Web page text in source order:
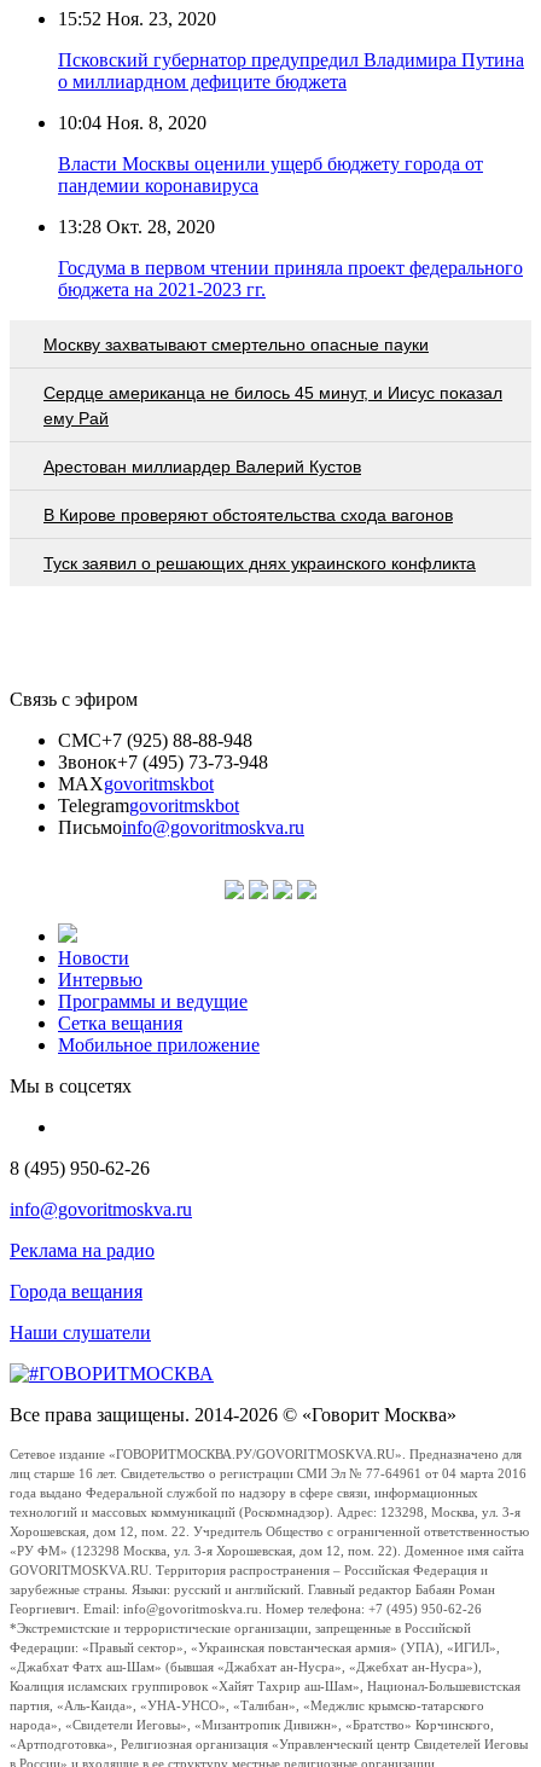
15:52 Ноя. 23, 2020
Псковский губернатор предупредил Владимира Путина
о миллиардном дефиците бюджета
10:04 Ноя. 8, 2020
Власти Москвы оценили ущерб бюджету города от
пандемии коронавируса
13:28 Окт. 28, 2020
Госдума в первом чтении приняла проект федерального
бюджета на 2021-2023 гг.
Москву захватывают смертельно опасные пауки
Сердце американца не билось 45 минут, и Иисус показал
ему Рай
Арестован миллиардер Валерий Кустов
В Кирове проверяют обстоятельства схода вагонов
Туск заявил о решающих днях украинского конфликта
Связь с эфиром
СМС+7 (925) 88-88-948
Звонок+7 (495) 73-73-948
MAXgovoritmskbot
Telegramgovoritmskbot
Письмоinfo@govoritmoskva.ru
Новости
Интервью
Программы и ведущие
Сетка вещания
Мобильное приложение
Мы в соцсетях
8 (495) 950-62-26
info@govoritmoskva.ru
Реклама на радио
Города вещания
Наши слушатели
Все права защищены. 2014-2026 © «Говорит Москва»
Сетевое издание «ГОВОРИТМОСКВА.РУ/GOVORITMOSKVA.RU». Предназначено для
лиц старше 16 лет. Свидетельство о регистрации СМИ Эл № 77-64961 от 04 марта 2016
года выдано Федеральной службой по надзору в сфере связи, информационных
технологий и массовых коммуникаций (Роскомнадзор). Адрес: 123298, Москва, ул. 3-я
Хорошевская, дом 12, пом. 22. Учредитель Общество с ограниченной ответственностью
«РУ ФМ» (123298 Москва, ул. 3-я Хорошевская, дом 12, пом. 22). Доменное имя сайта
GOVORITMOSKVA.RU. Территория распространения – Российская Федерация и
зарубежные страны. Языки: русский и английский. Главный редактор Бабаян Роман
Георгиевич. Email: info@govoritmoskva.ru. Номер телефона: +7 (495) 950-62-26
*Экстремистские и террористические организации, запрещенные в Российской
Федерации: «Правый сектор», «Украинская повстанческая армия» (УПА), «ИГИЛ»,
«Джабхат Фатх аш-Шам» (бывшая «Джабхат ан-Нусра», «Джебхат ан-Нусра»),
Коалиция исламских группировок «Хайят Тахрир аш-Шам», Национал-Большевистская
партия, «Аль-Каида», «УНА-УНСО», «Талибан», «Меджлис крымско-татарского
народа», «Свидетели Иеговы», «Мизантропик Дивижн», «Братство» Корчинского,
«Артподготовка», Религиозная организация «Управленческий центр Свидетелей Иеговы
в России» и входящие в ее структуру местные религиозные организации.